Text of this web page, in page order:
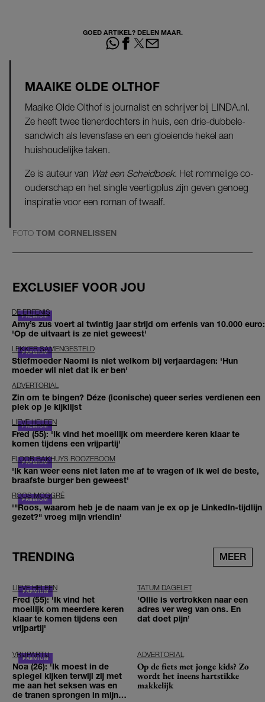
GOED ARTIKEL? DELEN MAAR.
MAAIKE OLDE OLTHOF
Maaike Olde Olthof is journalist en schrijver bij LINDA.nl.
Ze heeft twee tienerdochters in huis, een drie-dubbele-
sandwich als levensfase en een gloeiende hekel aan
huishoudelijke taken.
Ze is auteur van Wat een Scheidboek. Het rommelige co-
ouderschap en het single veertigplus zijn geven genoeg
inspiratie voor een roman of twaalf.
FOTO TOM CORNELISSEN
EXCLUSIEF VOOR JOU
DE ERFENIS
Amy’s zus voert al twintig jaar strijd om erfenis van 10.000 euro:
'Op de uitvaart is ze niet geweest'
LEKKER SAMENGESTELD
Stiefmoeder Naomi is niet welkom bij verjaardagen: 'Hun
moeder wil niet dat ik er ben'
ADVERTORIAL
Zin om te bingen? Déze (iconische) queer series verdienen een
plek op je kijklijst
LIEVE HELEEN
Fred (55): 'Ik vind het moeilijk om meerdere keren klaar te
komen tijdens een vrijpartij'
FLOOR BAKHUYS ROOZEBOOM
'Ik kan weer eens niet laten me af te vragen of ik wel de beste,
braafste burger ben geweest'
ROOS MOGGRÉ
'"Roos, waarom heb je de naam van je ex op je LinkedIn-tijdlijn
gezet?" vroeg mijn vriendin'
TRENDING MEER
LIEVE HELEEN
Fred (55): 'Ik vind het
moeilijk om meerdere keren
klaar te komen tijdens een
vrijpartij'
TATUM DAGELET
'Ollie is vertrokken naar een
adres ver weg van ons. En
dat doet pijn’
VRIJPARTIJ
Noa (26): 'Ik moest in de
spiegel kijken terwijl zij met
me aan het seksen was en
de tranen sprongen in mijn
ADVERTORIAL
Op de fiets met jonge kids? Zo
wordt het ineens hartstikke
makkelijk